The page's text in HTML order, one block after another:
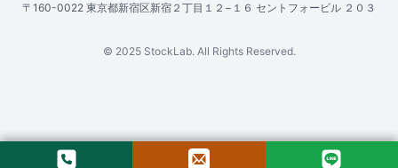
〒160-0022 東京都新宿区新宿２丁目１２−１６ セントフォービル ２０３
© 2025 StockLab. All Rights Reserved.